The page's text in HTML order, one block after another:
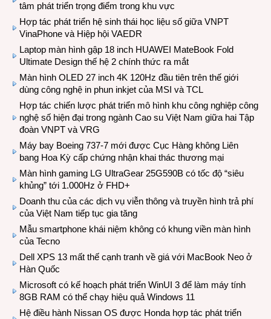
tâm phát triển trọng điểm trong khu vực
Hợp tác phát triển hệ sinh thái học liệu số giữa VNPT
VinaPhone và Hiệp hội VAEDR
Laptop màn hình gập 18 inch HUAWEI MateBook Fold
Ultimate Design thế hệ 2 chính thức ra mắt
Màn hình OLED 27 inch 4K 120Hz đầu tiên trên thế giới
dùng công nghệ in phun inkjet của MSI và TCL
Hợp tác chiến lược phát triển mô hình khu công nghiệp công
nghệ số hiện đại trong ngành Cao su Việt Nam giữa hai Tập
đoàn VNPT và VRG
Máy bay Boeing 737-7 mới được Cục Hàng không Liên
bang Hoa Kỳ cấp chứng nhận khai thác thương mại
Màn hình gaming LG UltraGear 25G590B có tốc độ “siêu
khủng” tới 1.000Hz ở FHD+
Doanh thu của các dịch vụ viễn thông và truyền hình trả phí
của Việt Nam tiếp tục gia tăng
Mẫu smartphone khái niệm không có khung viền màn hình
của Tecno
Dell XPS 13 mất thế cạnh tranh về giá với MacBook Neo ở
Hàn Quốc
Microsoft có kế hoạch phát triển WinUI 3 để làm máy tính
8GB RAM có thể chạy hiệu quả Windows 11
Hệ điều hành Nissan OS được Honda hợp tác phát triển